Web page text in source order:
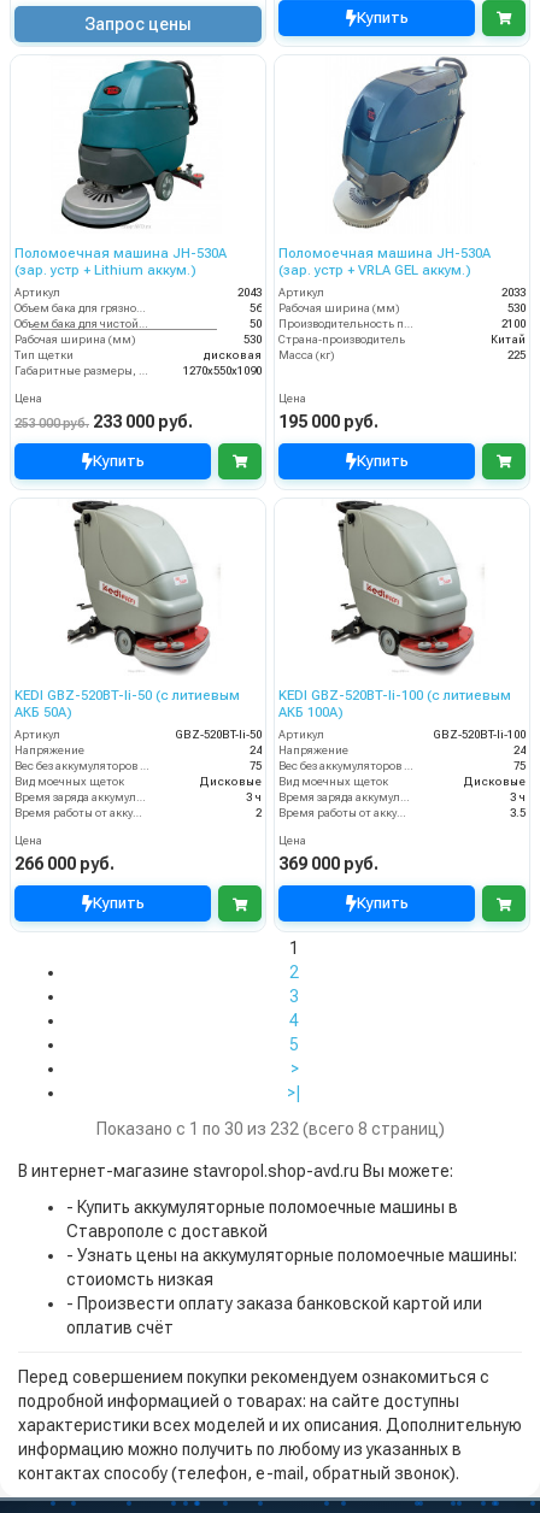
Запрос цены Купить
Поломоечная машина JH-530A
(зар. устр + Lithium аккум.)
Артикул
2043
56
50
Рабочая ширина (мм)
530
Тип щетки
дисковая
1270х550х1090
Цена
253 000 руб. 233 000 руб.
Купить
Поломоечная машина JH-530A
(зар. устр + VRLA GEL аккум.)
Артикул
2033
Рабочая ширина (мм)
530
2100
Страна-производитель
Китай
Масса (кг)
225
Цена
195 000 руб.
Купить
KEDI GBZ-520BT-li-50 (с литиевым
АКБ 50А)
Артикул
GBZ-520BT-li-50
Напряжение
24
Вес без аккумуляторов (кг)
75
Вид моечных щеток
Дисковые
Время заряда аккумуляторов
3 ч
Время работы от аккумуляторов (ч)
2
Цена
266 000 руб.
Купить
KEDI GBZ-520BT-li-100 (с литиевым
АКБ 100А)
Артикул
GBZ-520BT-li-100
Напряжение
24
Вес без аккумуляторов (кг)
75
Вид моечных щеток
Дисковые
Время заряда аккумуляторов
3 ч
Время работы от аккумуляторов (ч)
3.5
Цена
369 000 руб.
Купить
1
2
3
4
5
>
>|
Показано с 1 по 30 из 232 (всего 8 страниц)
В интернет-магазине stavropol.shop-avd.ru Вы можете:
- Купить аккумуляторные поломоечные машины в
Ставрополе с доставкой
- Узнать цены на аккумуляторные поломоечные машины:
стоиомсть низкая
- Произвести оплату заказа банковской картой или
оплатив счёт
Перед совершением покупки рекомендуем ознакомиться с
подробной информацией о товарах: на сайте доступны
характеристики всех моделей и их описания. Дополнительную
информацию можно получить по любому из указанных в
контактах способу (телефон, e-mail, обратный звонок).